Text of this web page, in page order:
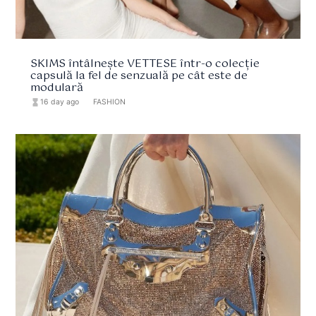
SKIMS întâlnește VETTESE într-o colecție
capsulă la fel de senzuală pe cât este de
modulară
hourglass_full 16 day ago FASHION